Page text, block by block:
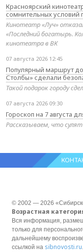
Красноярский
сомнительных условий
Кинотеатр «Луч»
«Последний богатырь.
кинотеатра в ВК
07 августа 2026 12:45
Популярный маршрут
Столбы» сделали
Такой подарок городу
07 августа 2026 09:30
Гороскоп на 7 августа
Рассказываем, что сулят
© 2002 — 2026
Возрастная
Вся информация,
только для
дальнейшему
ссылкой на sibnovosti.ru.